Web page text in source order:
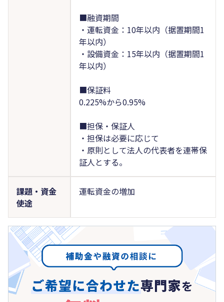
■融資期間
・運転資金：10年以内（据置期間1
年以内）
・設備資金：15年以内（据置期間1
年以内）
■保証料
0.225%から0.95%
■担保・保証人
・担保は必要に応じて
・原則として法人の代表者を連帯保
証人とする。
課題・資金
使途
運転資金の増加